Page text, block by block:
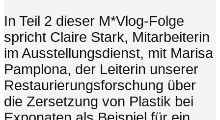
In Teil 2 dieser M*Vlog-Folge
spricht Claire Stark, Mitarbeiterin
im Ausstellungsdienst, mit Marisa
Pamplona, der Leiterin unserer
Restaurierungsforschung über
die Zersetzung von Plastik bei